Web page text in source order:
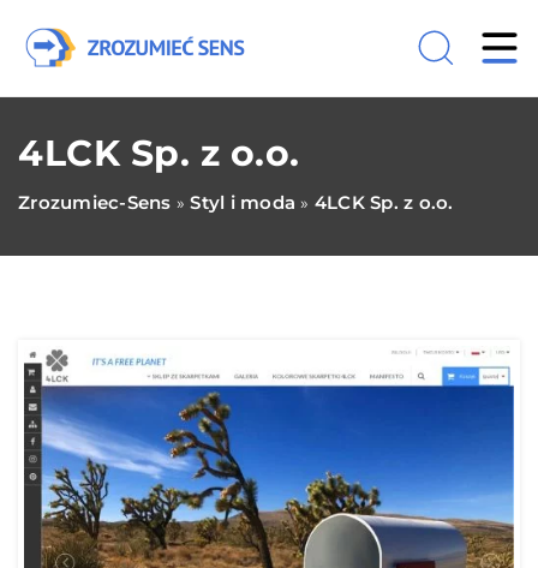
4LCK Sp. z o.o.
Zrozumiec-Sens »Styl i moda » 4LCK Sp. z o.o.